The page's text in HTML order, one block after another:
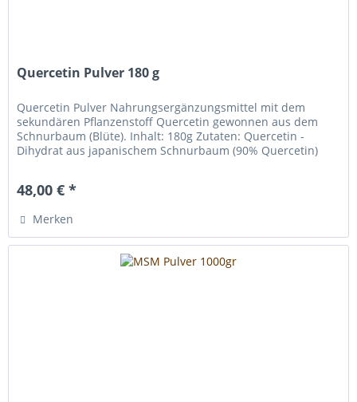
Quercetin Pulver 180 g
Quercetin Pulver Nahrungsergänzungsmittel mit dem
sekundären Pflanzenstoff Quercetin gewonnen aus dem
Schnurbaum (Blüte). Inhalt: 180g Zutaten: Quercetin -
Dihydrat aus japanischem Schnurbaum (90% Quercetin)
48,00 € *
Merken